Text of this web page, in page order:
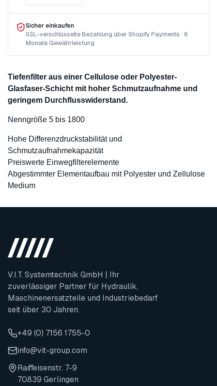
Sicher einkaufen
SSL-verschlüsselte Bezahlung über Shopify Payments · 6
Monate Gewährleistung
Tiefenfilter aus einer Cellulose oder Polyester-
Glasfaser-Schicht mit hoher Schmutzaufnahme und
geringem Durchflusswiderstand.
Nenngröße 5 bis 1800
Hohe Differenzdruckstabilität und
Schmutzaufnahmekapazität
Preiswerte Einwegfilterelemente
Abgestimmter Elementaufbau mit Polyester und Zellulose
Medium
V.I.T. Systemtechnik GmbH | Ihr
zuverlässiger Partner für Hydraulik,
Maschinenersatzteile und Industriebedarf
seit über 30 Jahren.
+49 (0) 7156 1755-0
info@vit-group.com
Raiffeisenstr. 7-9
70839 Gerlingen